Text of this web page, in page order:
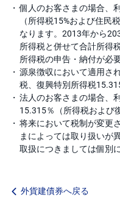
個人のお客さまの場合、
（所得税15%および住民
なります。2013年から
所得税と併せて合計所得
所得税の申告・納付が必
源泉徴収において適用さ
税、復興特別所得税
法人のお客さまの場合、
15.315％（所得税および
将来において税制が変更
まによっては取り扱いが
取扱につきましては個別
外貨建債券へ戻る